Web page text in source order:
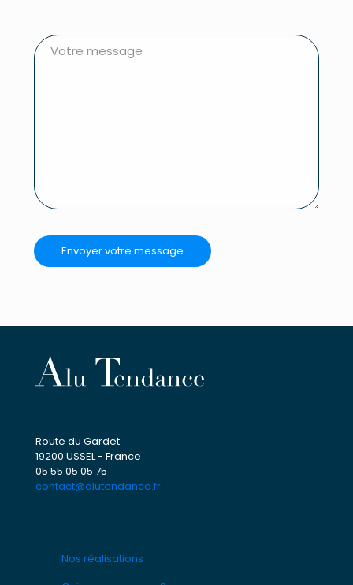
Route du Gardet
19200 USSEL - France
05 55 05 05 75
contact@alutendance.fr
Nos réalisations